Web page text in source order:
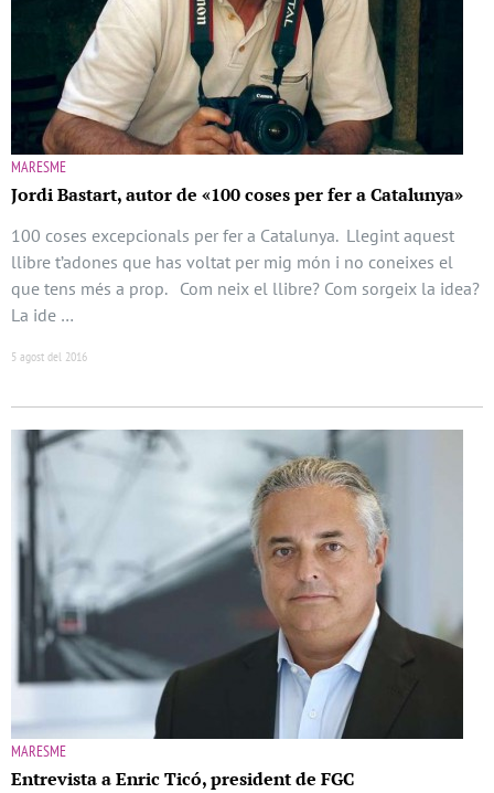
MARESME
Jordi Bastart, autor de «100 coses per fer a Catalunya»
100 coses excepcionals per fer a Catalunya. Llegint aquest
llibre t’adones que has voltat per mig món i no coneixes el
que tens més a prop. Com neix el llibre? Com sorgeix la idea?
La ide …
5 agost del 2016
MARESME
Entrevista a Enric Ticó, president de FGC